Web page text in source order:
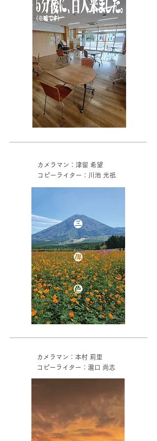
カメラマン：津留 希望
コピーライター：川池 光祇
カメラマン：本村 莉里
コピーライター：瀧口 尚志